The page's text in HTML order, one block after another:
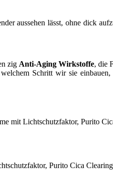
aussehen lässt, ohne dick
zig Anti-Aging Wirkstoffe, die
Schritt wir sie